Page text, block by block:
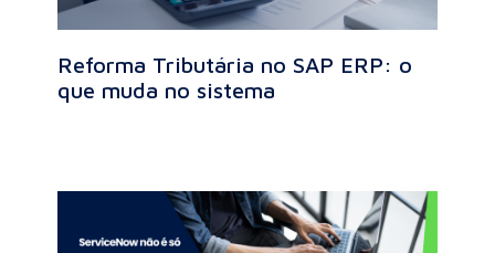
Reforma Tributária no SAP ERP: o
que muda no sistema